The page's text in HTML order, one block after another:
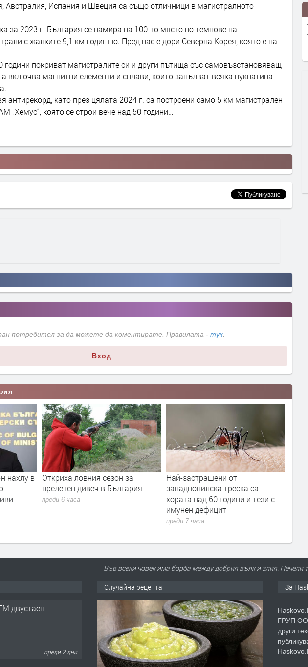
Австралия, Испания и Швеция са също отличници в магистралното
за 2023 г. България се намира на 100-то място по темпове на
с жалките 9,1 км годишно. Пред нас е дори Северна Корея, която е на
години покриват магистралите си и други пътища със самовъзстановяващ
включва магнитни елементи и сплави, които запълват всяка пукнатина
антирекорд, като през цялата 2024 г. са построени само 5 км магистрален
„Хемус“, която се строи вече над 50 години…
потребител за да можете да коментирате. Правилата - тук.
Вход
в
Откриха ловния сезон за
прелетен дивеч в България
преди 6 часа
Най-застрашени от
западнонилска треска са
хората над 60 години и тези с
имунен дефицит
преди 7 часа
виждал
Във всеки човек има борба между добрия вълк и злия. Печели
Случайна рецепта За
ГРУП
други